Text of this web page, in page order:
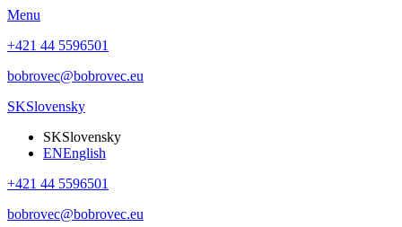
Menu
+421 44 5596501
bobrovec@bobrovec.eu
SKSlovensky
SKSlovensky
ENEnglish
+421 44 5596501
bobrovec@bobrovec.eu